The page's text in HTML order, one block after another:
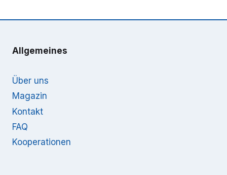
Allgemeines
Über uns
Magazin
Kontakt
FAQ
Kooperationen